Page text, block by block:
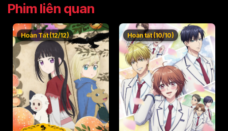
Phim liên quan
Hoàn Tất (12/12) Hoàn tất (10/10)